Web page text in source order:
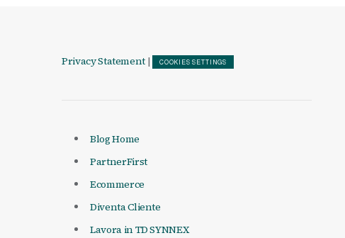
Privacy Statement | COOKIES SETTINGS
Blog Home
PartnerFirst
Ecommerce
Diventa Cliente
Lavora in TD SYNNEX